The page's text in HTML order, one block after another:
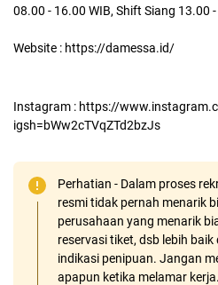
08.00 - 16.00 WIB, Shift Siang 13.00
Website : https://damessa.id/
Instagram : https://
igsh=bWw2cTVqZTd2bzJs
Perhatian - Dalam proses
resmi tidak pernah menarik
perusahaan yang menarik
reservasi tiket, dsb lebih
indikasi penipuan. Jangan
apapun ketika melamar kerja.